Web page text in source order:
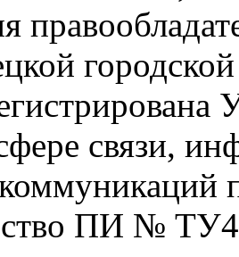
связи,
ПИ №